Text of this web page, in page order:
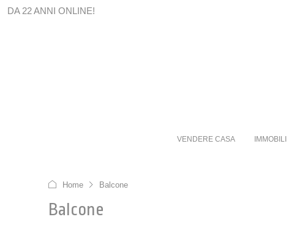
DA 22 ANNI ONLINE!
VENDERE CASA IMMOBILI
Home Balcone
Balcone